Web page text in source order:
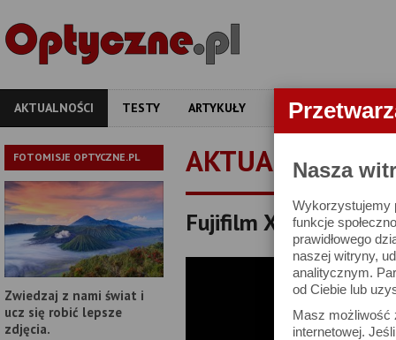
Nasza
Wykorzystujemy
funkcje
prawidłowego
naszej witryny,
analitycznym.
od Ciebie lub
Masz możliwość
internetowej.
AKTUALNOŚCI TESTY ARTYKUŁY APARATY
FOTOMISJE OPTYCZNE.PL
Zwiedzaj z nami świat i
ucz się robić lepsze
zdjęcia.
AKTUALNOŚCI
Fujifilm X RAW